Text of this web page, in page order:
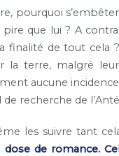
pourquoi
que lui ? A
finalité de tout cela
la terre, malgré
aucune
recherche de
les suivre tant
de romance.